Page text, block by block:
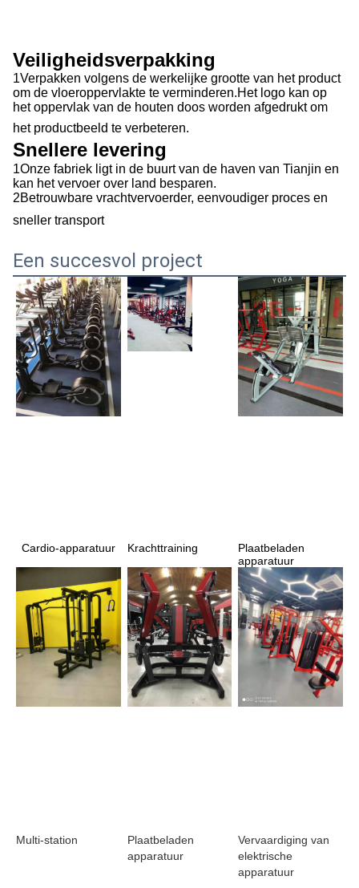
Veiligheidsverpakking
1Verpakken volgens de werkelijke grootte van het product
om de vloeroppervlakte te verminderen.Het logo kan op
het oppervlak van de houten doos worden afgedrukt om
het productbeeld te verbeteren.
Snellere levering
1Onze fabriek ligt in de buurt van de haven van Tianjin en
kan het vervoer over land besparen.
2Betrouwbare vrachtvervoerder, eenvoudiger proces en
sneller transport
Een succesvol project
Cardio-apparatuur Krachttraining
Plaatbeladen
apparatuur
Multi-station
Plaatbeladen
apparatuur
Vervaardiging van
elektrische
apparatuur